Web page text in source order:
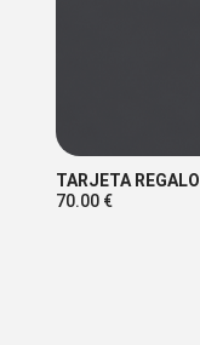
TARJETA REGALO
70.00 €